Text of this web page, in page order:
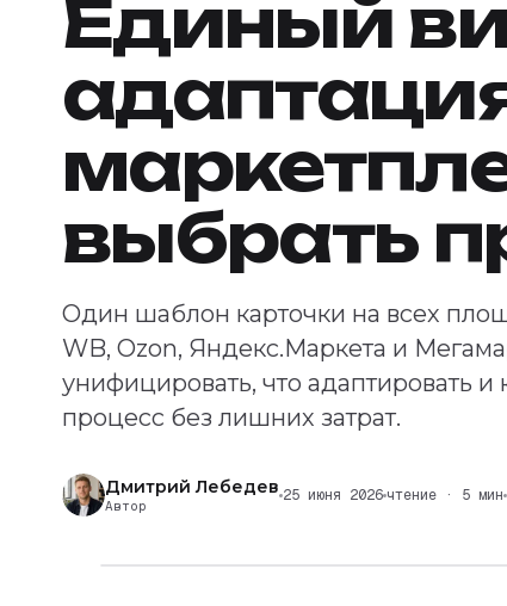
Единый
выбрать
Один шаблон карточки на всех
WB, Ozon, Яндекс.Маркета и
унифицировать, что адаптировать
процесс без лишних затрат.
Дмитрий Лебедев
Автор
25 июня 2026 чтение · 5 мин